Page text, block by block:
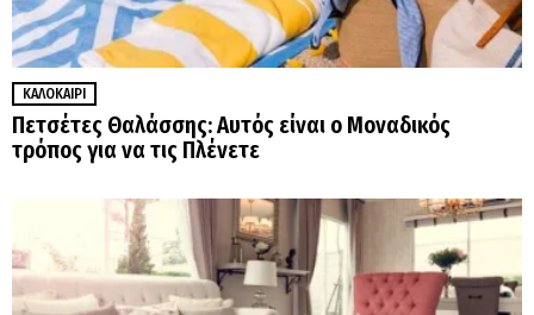
ΚΑΛΟΚΑΊΡΙ
Πετσέτες Θαλάσσης: Αυτός είναι ο Μοναδικός
τρόπος για να τις Πλένετε